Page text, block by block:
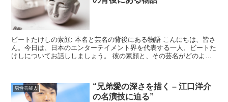
ビートたけしの素顔: 本名と芸名の背後にある物語 こんにちは、皆さ
ん。今日は、日本のエンターテイメント界を代表する一人、ビートた
けしについてお話ししましょう。 彼の素顔と、その芸名がどのよう
男性芸能人
“兄弟愛の深さを描く – 江口洋介
の名演技に迫る”